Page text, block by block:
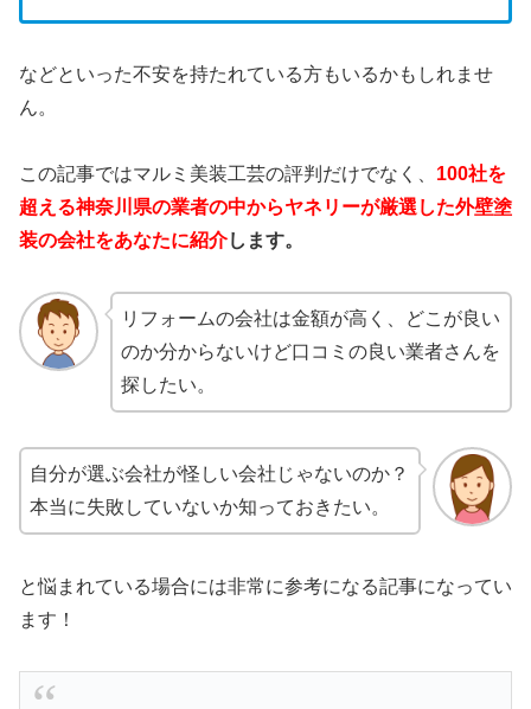
などといった不安を持たれている方もいるかもしれませ
ん。
この記事ではマルミ美装工芸の評判だけでなく、 100社を
超える神奈川県の業者の中からヤネリーが厳選した外壁塗
装の会社をあなたに紹介します。
リフォームの会社は金額が高く、どこが良い
のか分からないけど口コミの良い業者さんを
探したい。
自分が選ぶ会社が怪しい会社じゃないのか？
本当に失敗していないか知っておきたい。
と悩まれている場合には非常に参考になる記事になってい
ます！